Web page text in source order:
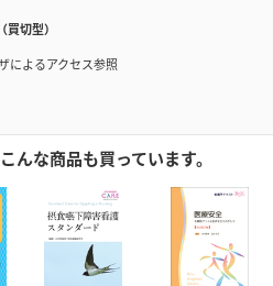
切型）
によるアクセス参照
んな商品も買っています。